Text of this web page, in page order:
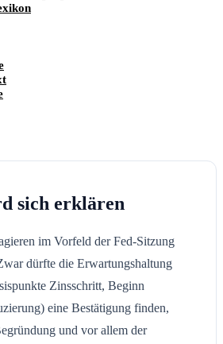
sich erklären
im Vorfeld der Fed-Sitzung
dürfte die Erwartungshaltung
Zinsschritt, Beginn
eine Bestätigung finden,
und vor allem der